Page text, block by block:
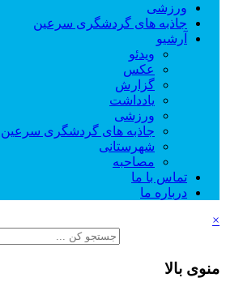
ورزشی
جاذبه های گردشگری سرعین
آرشیو
ویدئو
عکس
گزارش
یادداشت
ورزشی
جاذبه های گردشگری سرعین
شهرستانی
مصاحبه
تماس با ما
درباره ما
×
منوی بالا